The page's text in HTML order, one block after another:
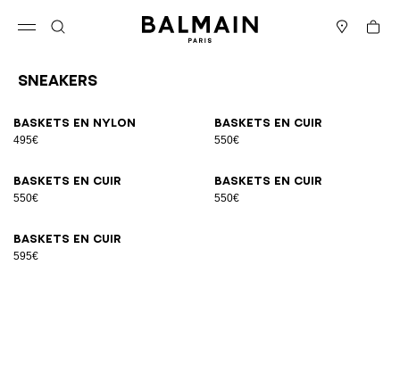
Panier
Sneakers
Baskets en nylon
495€
Baskets en cuir
550€
Baskets en cuir
550€
Baskets en cuir
550€
Baskets en cuir
595€